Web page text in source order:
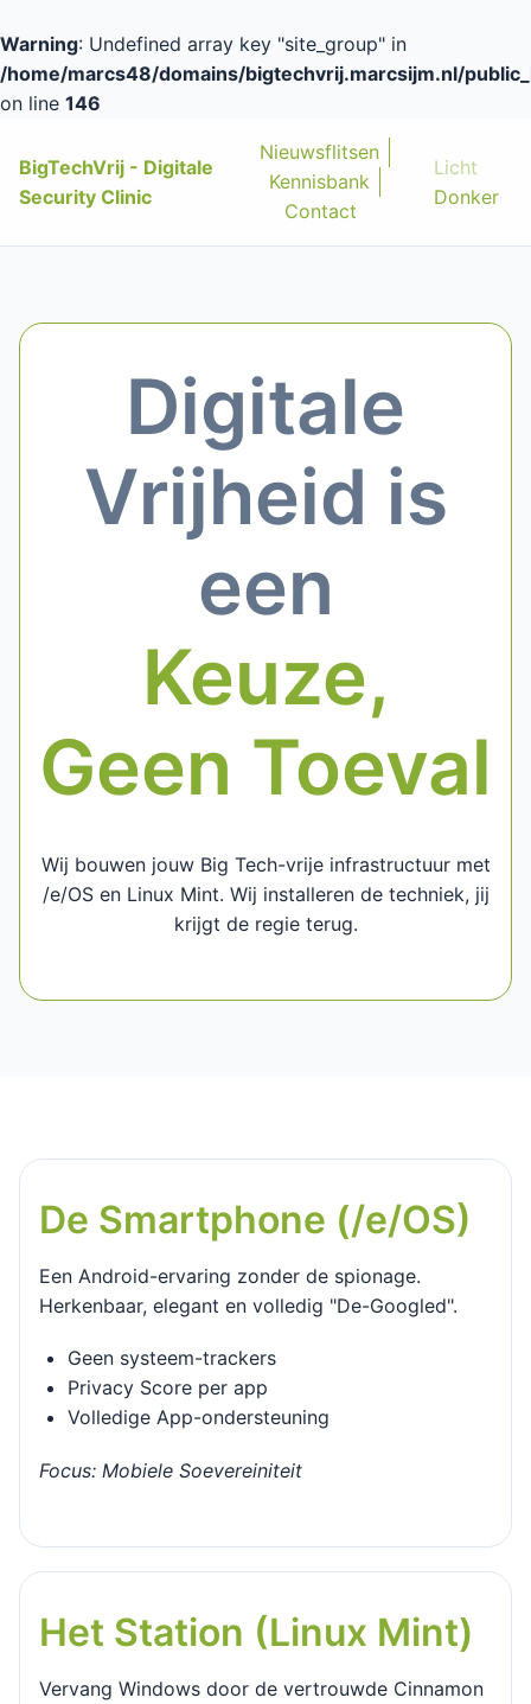
Warning: Undefined array key "site_group" in
/home/marcs48/domains/bigtechvrij.marcsijm.nl/
on line 146
BigTechVrij - Digitale
Security Clinic
Nieuwsflitsen
Kennisbank
Contact
Licht
Donker
Digitale
Vrijheid is
een
Keuze,
Geen Toeval
Wij bouwen jouw Big Tech-vrije infrastructuur met
/e/OS en Linux Mint. Wij installeren de techniek, jij
krijgt de regie terug.
De Smartphone (/e/OS)
Een Android-ervaring zonder de spionage.
Herkenbaar, elegant en volledig "De-Googled".
Geen systeem-trackers
Privacy Score per app
Volledige App-ondersteuning
Focus: Mobiele Soevereiniteit
Het Station (Linux Mint)
Vervang Windows door de vertrouwde Cinnamon